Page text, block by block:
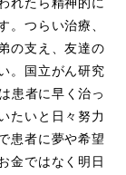
。つらい治療、
の支え、友達の
。国立がん研究
患者に早く治っ
たいと日々努力
患者に夢や希望
金ではなく明日